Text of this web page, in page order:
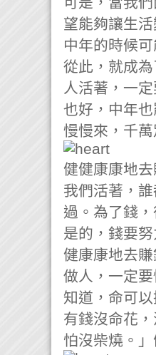
望能夠讓生
中年的時候
從此，就成為
人活著，一
也好，中年
慢慢來，千萬
健健康康地
我們活著，
過。為了錢
是的，錢要
健康康地去
做人，一定
知道，命可
有錢沒命花
怕沒柴燒。